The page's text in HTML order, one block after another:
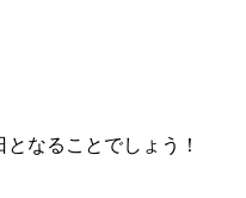
なることでしょう！